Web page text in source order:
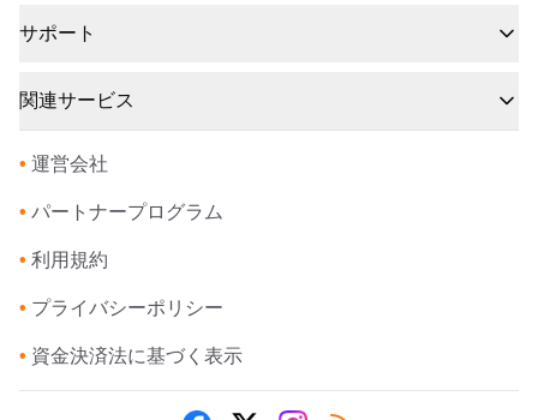
サポート
関連サービス
• 運営会社
• パートナープログラム
• 利用規約
• プライバシーポリシー
• 資金決済法に基づく表示